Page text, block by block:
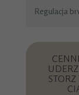
Regulacja
STORZ